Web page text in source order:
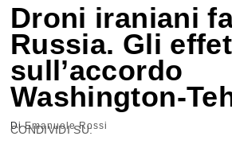
Droni iraniani
Russia. Gli
sull’accordo
Washington-
DiEmanuele Rossi
CONDIVIDI SU: